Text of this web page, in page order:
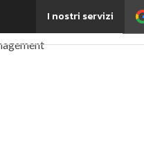
I nostri servizi
è importante?